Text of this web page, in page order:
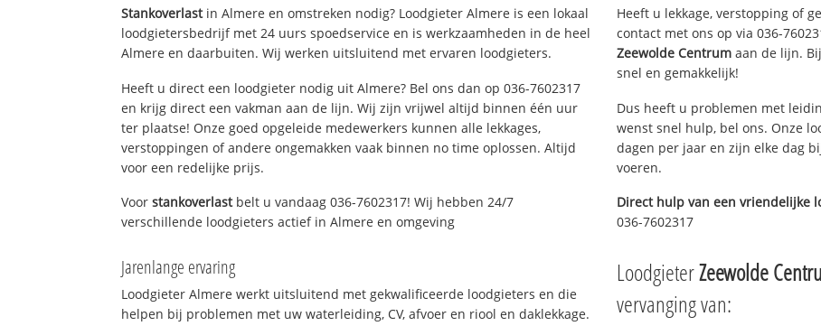
Stankoverlastin Almere en omstreken nodig? Loodgieter Almere is een lokaal
loodgietersbedrijf met 24 uurs spoedservice en is werkzaamheden in de heel
Almere en daarbuiten. Wij werken uitsluitend met ervaren loodgieters.
Heeft u direct een loodgieter nodig uit Almere? Bel ons dan op 036-7602317
en krijg direct een vakman aan de lijn. Wij zijn vrijwel altijd binnen één uur
ter plaatse! Onze goed opgeleide medewerkers kunnen alle lekkages,
verstoppingen of andere ongemakken vaak binnen no time oplossen. Altijd
voor een redelijke prijs.
Voorstankoverlastbelt u vandaag 036-7602317! Wij hebben 24/7
verschillende loodgieters actief in Almere en omgeving
Jarenlange ervaring
Loodgieter Almere werkt uitsluitend met gekwalificeerde loodgieters en die
helpen bij problemen met uw waterleiding, CV, afvoer en riool en daklekkage.
Heeft u lekkage, verstopping of
contact met ons op via 036-
Zeewolde Centrum aan de lijn.
snel en gemakkelijk!
Dus heeft u problemen met
wenst snel hulp, bel ons. Onze
dagen per jaar en zijn elke dag
voeren.
Direct hulp van een vriendelijke
036-7602317
LoodgieterZeewolde
vervanging van: